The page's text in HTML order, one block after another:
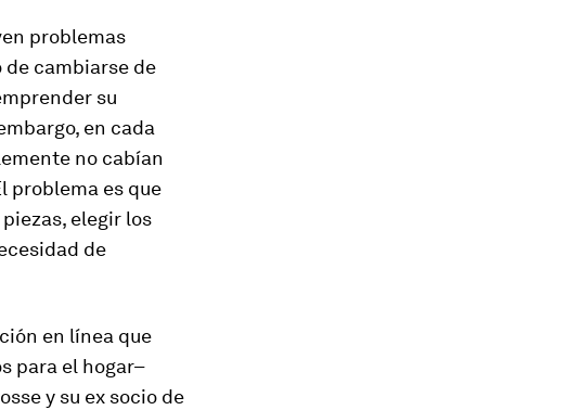
problemas
cambiarse de
su
en cada
no cabían
problema es que
elegir los
de
en línea que
para el hogar–
y su ex socio de